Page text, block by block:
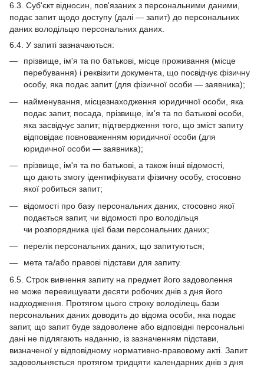
6.3. Суб'єкт відносин, пов'язаних з персональними даними,
подає запит щодо доступу (далі — запит) до персональних
даних володільцю персональних даних.
6.4. У запиті зазначаються:
прізвище, ім'я та по батькові, місце проживання (місце
перебування) і реквізити документа, що посвідчує фізичну
особу, яка подає запит (для фізичної особи — заявника);
найменування, місцезнаходження юридичної особи, яка
подає запит, посада, прізвище, ім'я та по батькові особи,
яка засвідчує запит; підтвердження того, що зміст запиту
відповідає повноваженням юридичної особи (для
юридичної особи — заявника);
прізвище, ім'я та по батькові, а також інші відомості,
що дають змогу ідентифікувати фізичну особу, стосовно
якої робиться запит;
відомості про базу персональних даних, стосовно якої
подається запит, чи відомості про володільця
чи розпорядника цієї бази персональних даних;
перелік персональних даних, що запитуються;
мета та/або правові підстави для запиту.
6.5. Строк вивчення запиту на предмет його задоволення
не може перевищувати десяти робочих днів з дня його
надходження. Протягом цього строку володілець бази
персональних даних доводить до відома особи, яка подає
запит, що запит буде задоволене або відповідні персональні
дані не підлягають наданню, із зазначенням підстави,
визначеної у відповідному нормативно-правовому акті. Запит
задовольняється протягом тридцяти календарних днів з дня